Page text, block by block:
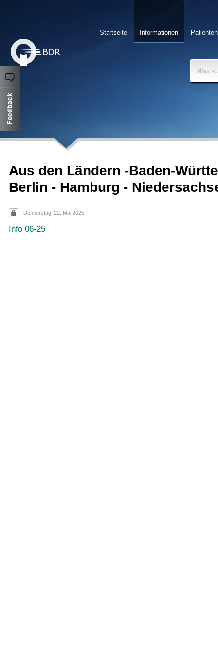
Informationen
Startseite
Was
Aus den Ländern -Baden-
Berlin - Hamburg -
Donnerstag, 22. Mai 2025
Info 06-25